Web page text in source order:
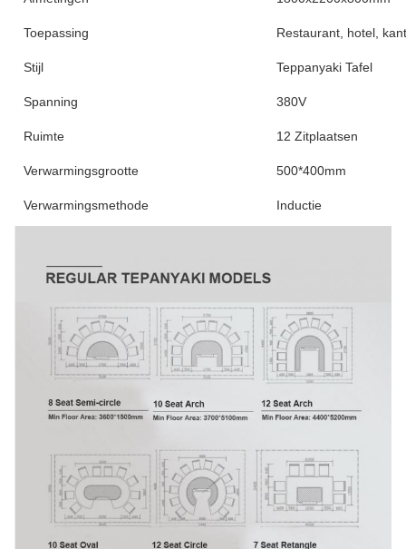
Toepassing Restaurant, hotel,
Stijl Teppanyaki Tafel
Spanning 380V
Ruimte 12 Zitplaatsen
Verwarmingsgrootte 500*400mm
Verwarmingsmethode Inductie